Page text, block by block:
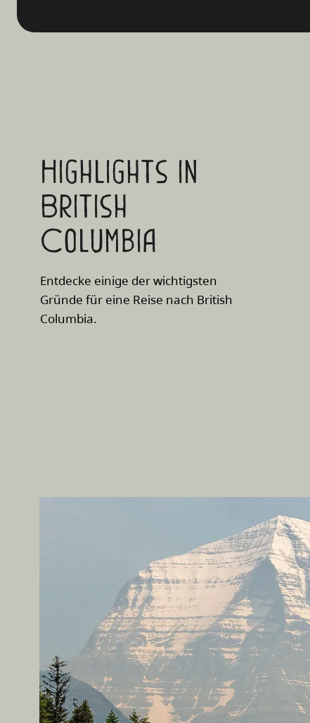
Highlights in
British
Columbia
Entdecke einige der wichtigsten
Gründe für eine Reise nach British
Columbia.